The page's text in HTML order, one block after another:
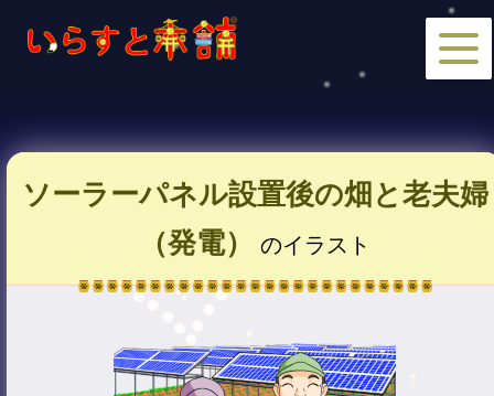
ソーラーパネル設置後の畑と老夫婦
（発電）
のイラスト